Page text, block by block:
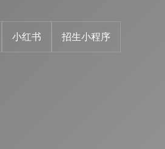
小红书 招生小程序